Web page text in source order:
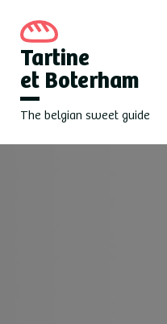
Tartine
et Boterham
The belgian sweet guide